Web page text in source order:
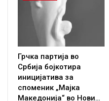
Грчка партија во
Србија бојкотира
иницијатива за
споменик „Мајка
Македонија“ во Нови…